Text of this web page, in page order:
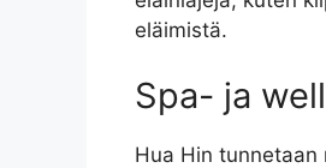
eläimistä.
Spa- ja
Hua Hin